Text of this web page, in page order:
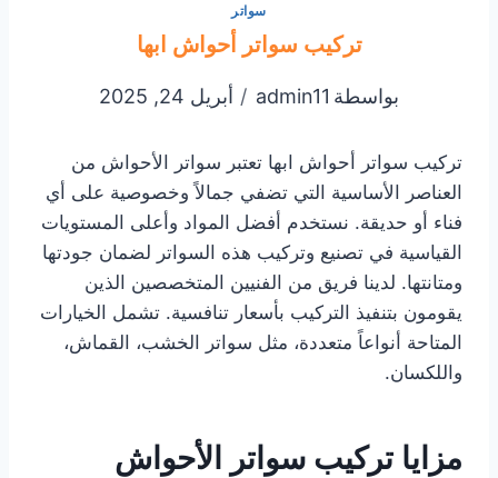
سواتر
تركيب سواتر أحواش ابها
بواسطة admin11 أبريل 24, 2025
تركيب سواتر أحواش ابها تعتبر سواتر الأحواش من
العناصر الأساسية التي تضفي جمالاً وخصوصية على أي
فناء أو حديقة. نستخدم أفضل المواد وأعلى المستويات
القياسية في تصنيع وتركيب هذه السواتر لضمان جودتها
ومتانتها. لدينا فريق من الفنيين المتخصصين الذين
يقومون بتنفيذ التركيب بأسعار تنافسية. تشمل الخيارات
المتاحة أنواعاً متعددة، مثل سواتر الخشب، القماش،
واللكسان.
مزايا تركيب سواتر الأحواش